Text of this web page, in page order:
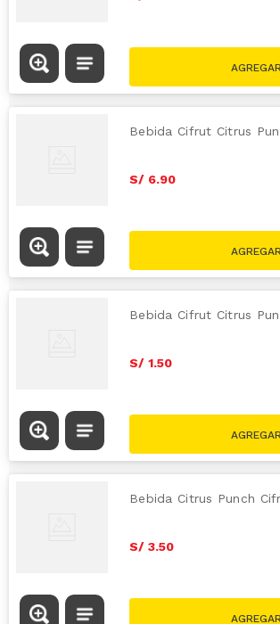
Bebida Cifrut Citrus
S/ 6.90
Bebida Cifrut Citrus
S/ 1.50
Bebida Citrus Punch
S/ 3.50